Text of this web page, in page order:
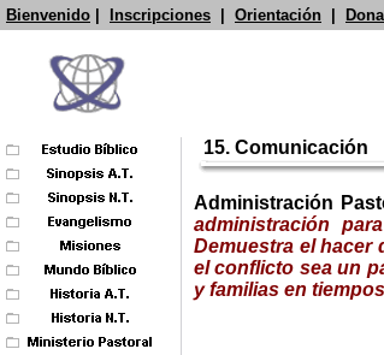
Bienvenido Inscripciones Orientación
15. Comunicación
Administración
administración
Demuestra el hacer
el conflicto sea un
y familias en